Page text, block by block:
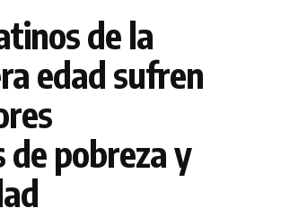
de la
edad sufren
de pobreza y